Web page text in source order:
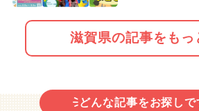
滋賀県の記事をもっ
どんな記事をお探しで